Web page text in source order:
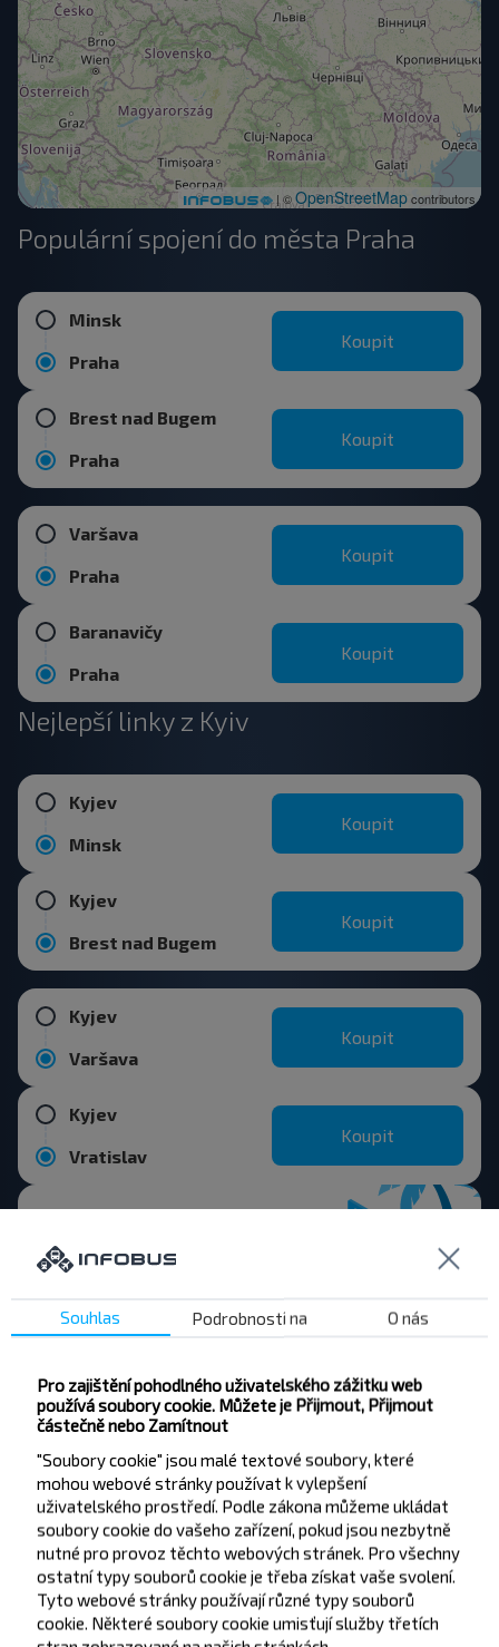
| ©OpenStreetMapcontributors
Populární spojení do města Praha
Minsk
Praha
Koupit
Brest nad Bugem
Praha
Koupit
Varšava
Praha
Koupit
Baranavičy
Praha
Koupit
Nejlepší linky z Kyiv
Kyjev
Minsk
Koupit
Kyjev
Brest nad Bugem
Koupit
Kyjev
Varšava
Koupit
Kyjev
Vratislav
Koupit
Chcete cestovat
levněji?
Nenechte si ujít akce, slevy a další zajímavé
nabídky od společnosti INFOBUS. Přihlaste se k
odběru novinek a cestujte s námi levněji!
Přihlásit se
Souhlas Podrobnosti na O nás
Pro zajištění pohodlného uživatelského zážitku web
používá soubory cookie. Můžete je Přijmout, Přijmout
částečně nebo Zamítnout
"Soubory cookie" jsou malé textové soubory, které
mohou webové stránky používat k vylepšení
uživatelského prostředí. Podle zákona můžeme ukládat
soubory cookie do vašeho zařízení, pokud jsou nezbytně
nutné pro provoz těchto webových stránek. Pro všechny
ostatní typy souborů cookie je třeba získat vaše svolení.
Tyto webové stránky používají různé typy souborů
cookie. Některé soubory cookie umisťují služby třetích